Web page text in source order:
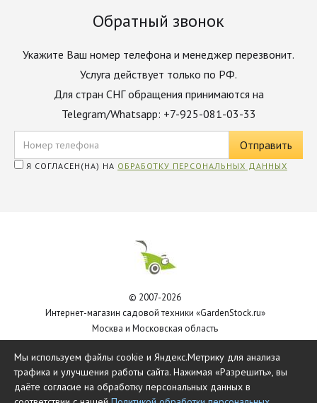
Обратный звонок
Укажите Ваш номер телефона и менеджер перезвонит.
Услуга действует только по РФ.
Для стран СНГ обращения принимаются на
Telegram/Whatsapp: +7-925-081-03-33
Я СОГЛАСЕН(НА) НА ОБРАБОТКУ ПЕРСОНАЛЬНЫХ ДАННЫХ
© 2007-2026
Интернет-магазин садовой техники «GardenStock.ru»
Москва и Московская область
Мы используем файлы cookie и Яндекс.Метрику для анализа
трафика и улучшения работы сайта. Нажимая «Разрешить», вы
даёте согласие на обработку персональных данных в